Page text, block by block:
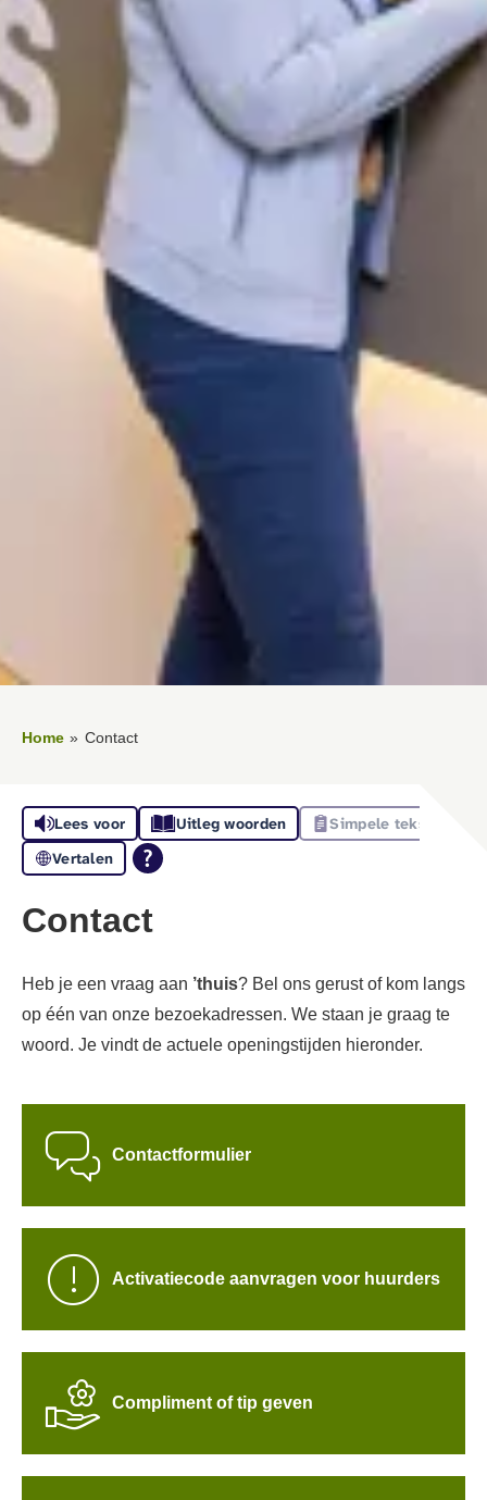
Home Contact
Lees voor Uitleg woorden
Simpele tekst
Vertalen
Contact
Heb je een vraag aan ’thuis? Bel ons gerust of kom langs
op één van onze bezoekadressen. We staan je graag te
woord. Je vindt de actuele openingstijden hieronder.
 Contactformulier
Activatiecode aanvragen voor huurders
 Compliment of tip geven